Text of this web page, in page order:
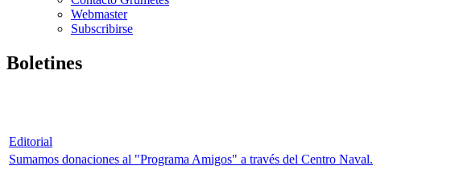
Webmaster
Subscribirse
Boletines
Editorial
Sumamos donaciones al "Programa Amigos" a través del Centro Naval.